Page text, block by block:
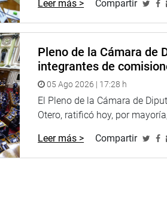
Leer más > Compartir
Pleno de la Cámara de
integrantes de
05 Ago 2026 | 17:28 h
El Pleno de la Cámara de
Otero, ratificó hoy, por
Leer más > Compartir